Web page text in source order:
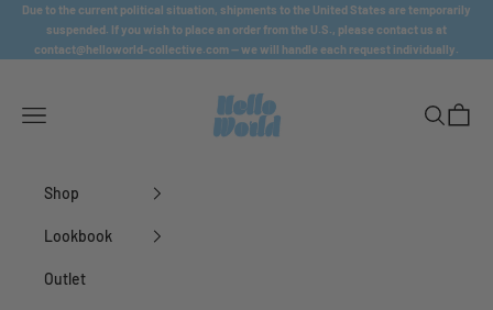
Passer au contenu
Due to the current political situation, shipments to the United States are temporarily
suspended. If you wish to place an order from the U.S., please contact us at
contact@helloworld-collective.com— we will handle each request individually.
Ouvrir la navigation
Ouvrir la
Voir
Shop
Lookbook
Outlet